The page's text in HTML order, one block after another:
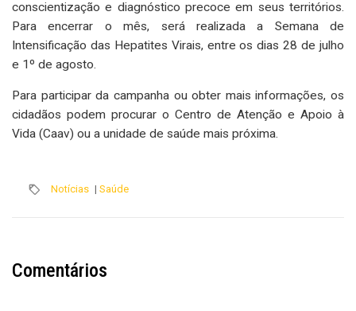
conscientização e diagnóstico precoce em seus territórios.
Para encerrar o mês, será realizada a Semana de
Intensificação das Hepatites Virais, entre os dias 28 de julho
e 1º de agosto.
Para participar da campanha ou obter mais informações, os
cidadãos podem procurar o Centro de Atenção e Apoio à
Vida (Caav) ou a unidade de saúde mais próxima.
Notícias | Saúde
Comentários